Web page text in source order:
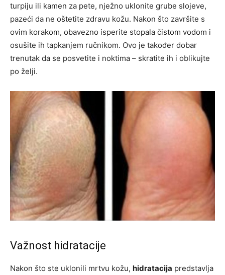
turpiju ili kamen za pete, nježno uklonite grube slojeve,
pazeći da ne oštetite zdravu kožu. Nakon što završite s
ovim korakom, obavezno isperite stopala čistom vodom i
osušite ih tapkanjem ručnikom. Ovo je također dobar
trenutak da se posvetite i noktima – skratite ih i oblikujte
po želji.
Važnost hidratacije
Nakon što ste uklonili mrtvu kožu, hidratacija predstavlja